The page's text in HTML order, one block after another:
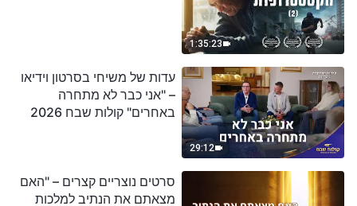
1:35:23
29:12
עדות של משיחי בסרטון וידיאו
– "אני כבר לא מתחרה
באחרים" קולות שבח 2026
סרטים נוצריים קצרים – "האם
מצאתם את הנתיב למלכות